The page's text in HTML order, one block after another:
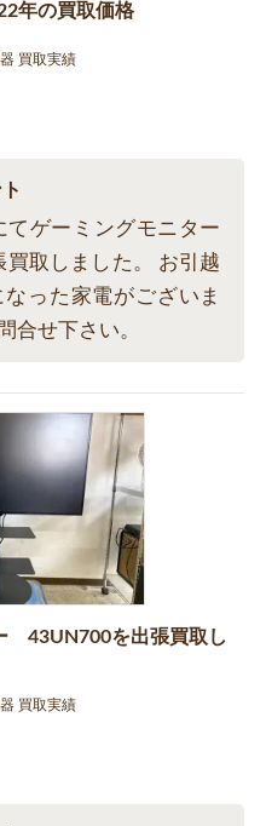
年の買取価格
買取実績
ゲーミングモニター
取しました。 お引越
った家電がございま
合せ下さい。
43UN700を出張買取し
買取実績